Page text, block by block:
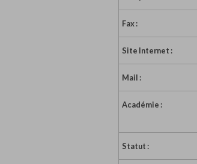
Fax :
Site Internet :
Mail :
Académie :
Statut :